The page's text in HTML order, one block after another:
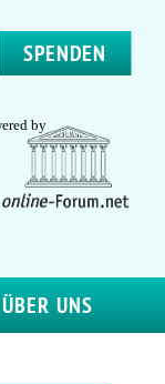
SPENDEN
ÜBER UNS